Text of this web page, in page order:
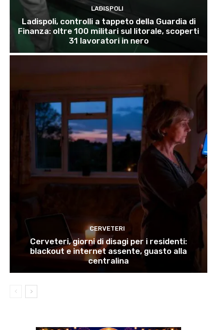
LADISPOLI
Ladispoli, controlli a tappeto della Guardia di
Finanza: oltre 100 militari sul litorale, scoperti
31 lavoratori in nero
CERVETERI
Cerveteri, giorni di disagi per i residenti:
blackout e internet assente, guasto alla
centralina